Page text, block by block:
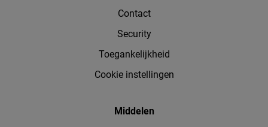
Contact
Security
Toegankelijkheid
Cookie instellingen
Middelen